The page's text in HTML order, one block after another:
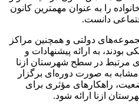
را به عنوان مهمترین کانون
دانست.
دولتی و همچنین مراکز
به ارائه پیشنهادات و
مرتبط در سطح شهرستان ازنا
به صورت دوره‌ای برگزار
راهکارهای مؤثری برای
ازنا ارائه شود.